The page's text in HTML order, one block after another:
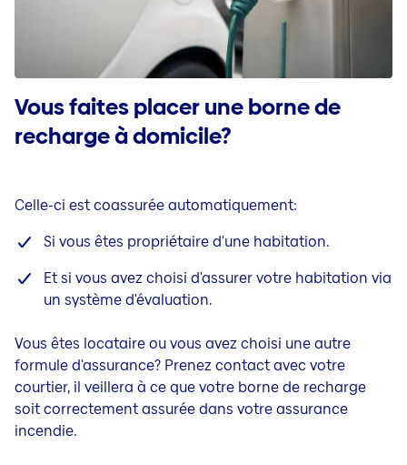
Vous faites placer une borne de
recharge à domicile?
Celle-ci est coassurée automatiquement:
Si vous êtes propriétaire d'une habitation.
Et si vous avez choisi d'assurer votre habitation via
un système d'évaluation.
Vous êtes locataire ou vous avez choisi une autre
formule d'assurance? Prenez contact avec votre
courtier, il veillera à ce que votre borne de recharge
soit correctement assurée dans votre assurance
incendie.